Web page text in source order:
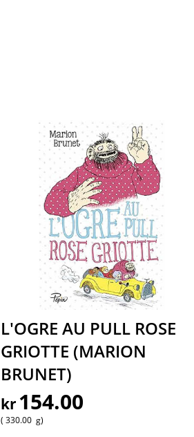
L'OGRE AU PULL ROSE
GRIOTTE (MARION
BRUNET)
kr 154.00
330.00 g